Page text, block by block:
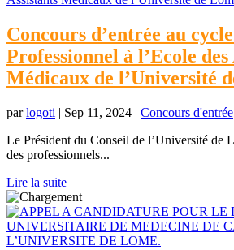
Concours d’entrée au
Professionnel à l’Ecole des
Médicaux de l’Université
parlogoti | Sep 11, 2024 | Concours d'entrée
Le Président du Conseil de l’Université de
des professionnels...
Lire la suite